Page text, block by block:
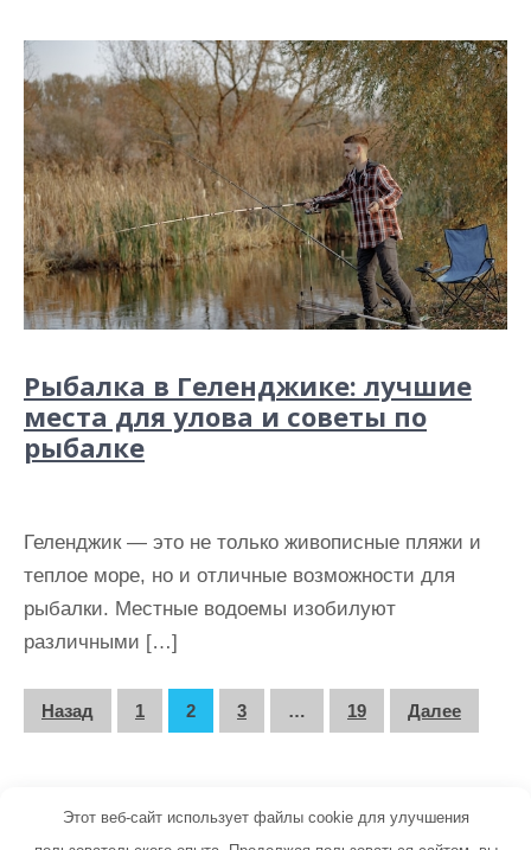
Рыбалка в Геленджике: лучшие
места для улова и советы по
рыбалке
Геленджик — это не только живописные пляжи и
теплое море, но и отличные возможности для
рыбалки. Местные водоемы изобилуют
различными […]
ПНазад 1 2 3 … 19 Далее
Этот веб-сайт использует файлы cookie для улучшения